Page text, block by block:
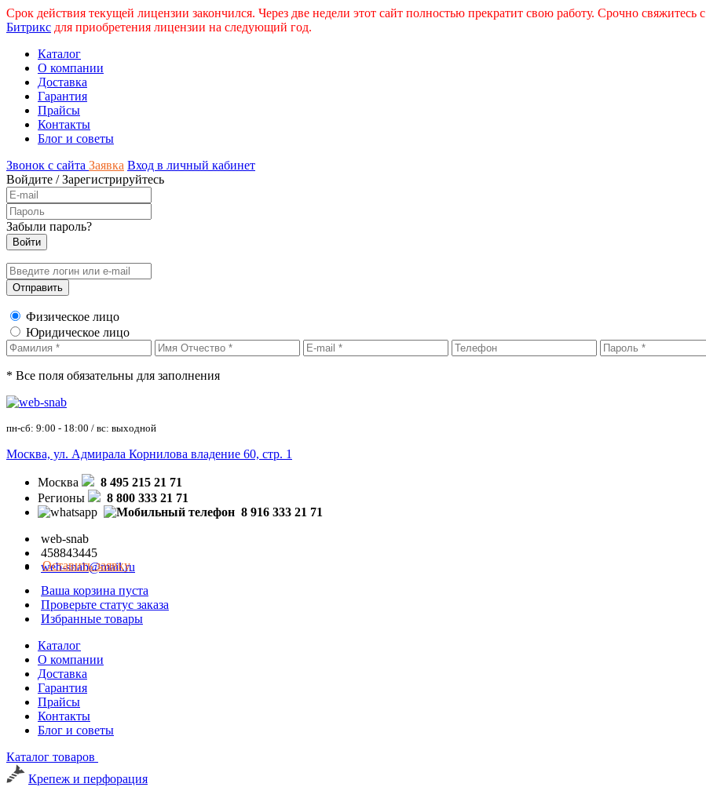
Срок действия текущей лицензии закончился. Через две недели этот сайт полностью прекратит свою работу. Срочно свяжитесь с
Битрикс для приобретения лицензии на следующий год.
Каталог
О компании
Доставка
Гарантия
Прайсы
Контакты
Блог и советы
Звонок с сайта Заявка Вход в личный кабинет
Войдите /Зарегистрируйтесь
Забыли пароль?
Физическое лицо
Юридическое лицо
* Все поля обязательны для заполнения
пн-сб: 9:00 - 18:00 / вс: выходной
Москва, ул. Адмирала Корнилова владение 60, стр. 1
Москва
8 495 215 21 71
Регионы
8 800 333 21 71
8 916 333 21 71
web-snab
458843445
web-snab@mail.ru
Оставить заявку
Ваша корзина пуста
Проверьте статус заказа
Избранные товары
Каталог
О компании
Доставка
Гарантия
Прайсы
Контакты
Блог и советы
Каталог товаров
Крепеж и перфорация